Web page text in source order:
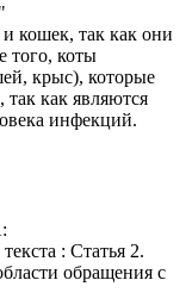
кошек, так как они
того, коты
крыс), которые
как являются
инфекций.
: Статья 2.
обращения с